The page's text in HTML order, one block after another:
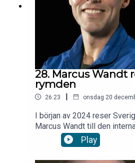
28. Marcus Wandt
rymden
26:23 | onsdag 20
I början av 2024 reser
Marcus Wandt till den
rymdstationen ISS.
och astronomiredaktör Anna
Play